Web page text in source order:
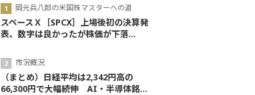
岡元兵八郎の米国株マスターへの道
スペースＸ［SPCX］上場後初の決算発
表、数字は良かったが株価が下落...
市況概況
（まとめ）日経平均は2,342円高の
66,300円で大幅続伸 AI・半導体銘...